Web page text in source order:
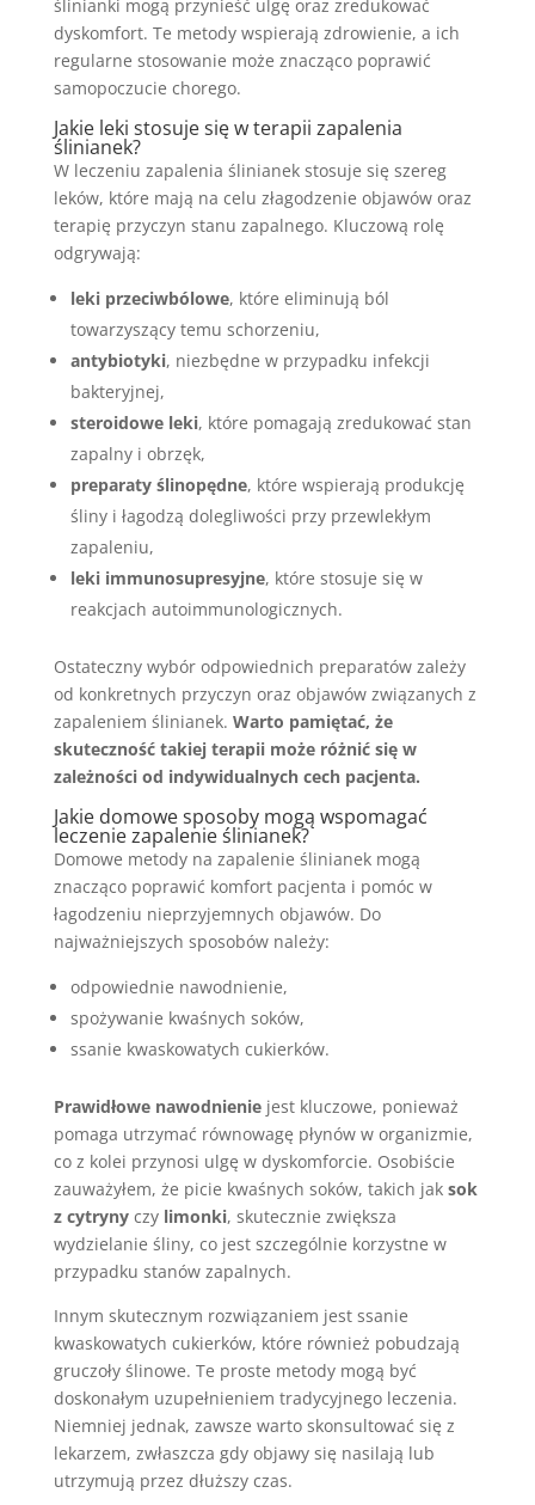
ślinianki mogą przynieść ulgę oraz zredukować
dyskomfort. Te metody wspierają zdrowienie, a ich
regularne stosowanie może znacząco poprawić
samopoczucie chorego.
Jakie leki stosuje się w terapii zapalenia
ślinianek?
W leczeniu zapalenia ślinianek stosuje się szereg
leków, które mają na celu złagodzenie objawów oraz
terapię przyczyn stanu zapalnego. Kluczową rolę
odgrywają:
leki przeciwbólowe, które eliminują ból
towarzyszący temu schorzeniu,
antybiotyki, niezbędne w przypadku infekcji
bakteryjnej,
steroidowe leki, które pomagają zredukować stan
zapalny i obrzęk,
preparaty ślinopędne, które wspierają produkcję
śliny i łagodzą dolegliwości przy przewlekłym
zapaleniu,
leki immunosupresyjne, które stosuje się w
reakcjach autoimmunologicznych.
Ostateczny wybór odpowiednich preparatów zależy
od konkretnych przyczyn oraz objawów związanych z
zapaleniem ślinianek. Warto pamiętać, że
skuteczność takiej terapii może różnić się w
zależności od indywidualnych cech pacjenta.
Jakie domowe sposoby mogą wspomagać
leczenie zapalenie ślinianek?
Domowe metody na zapalenie ślinianek mogą
znacząco poprawić komfort pacjenta i pomóc w
łagodzeniu nieprzyjemnych objawów. Do
najważniejszych sposobów należy:
odpowiednie nawodnienie,
spożywanie kwaśnych soków,
ssanie kwaskowatych cukierków.
Prawidłowe nawodnieniejest kluczowe, ponieważ
pomaga utrzymać równowagę płynów w organizmie,
co z kolei przynosi ulgę w dyskomforcie. Osobiście
zauważyłem, że picie kwaśnych soków, takich jak sok
z cytrynyczy limonki, skutecznie zwiększa
wydzielanie śliny, co jest szczególnie korzystne w
przypadku stanów zapalnych.
Innym skutecznym rozwiązaniem jest ssanie
kwaskowatych cukierków, które również pobudzają
gruczoły ślinowe. Te proste metody mogą być
doskonałym uzupełnieniem tradycyjnego leczenia.
Niemniej jednak, zawsze warto skonsultować się z
lekarzem, zwłaszcza gdy objawy się nasilają lub
utrzymują przez dłuższy czas.